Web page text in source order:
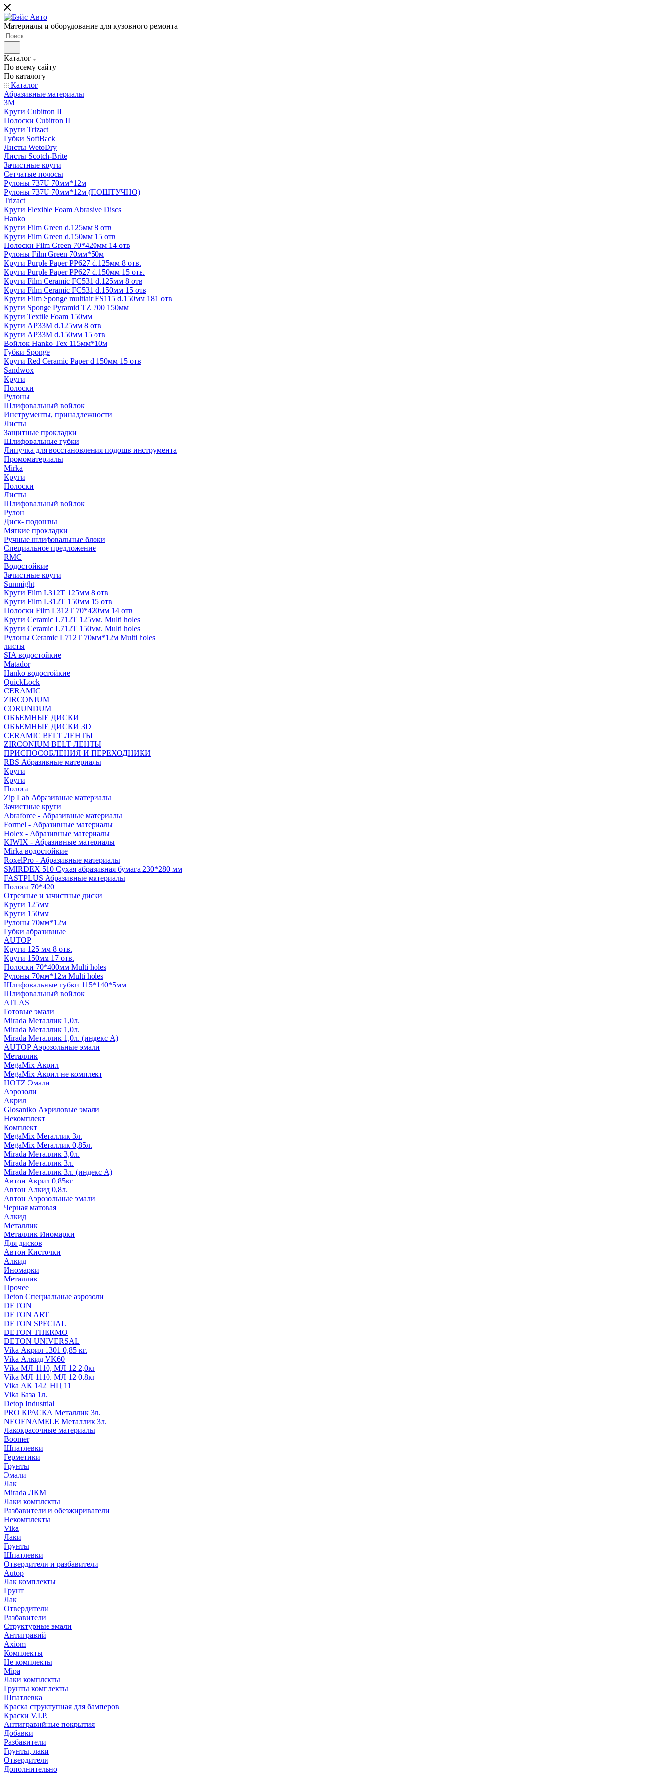
Материалы и оборудование для кузовного ремонта
Каталог
По всему сайту
По каталогу
Каталог
Абразивные материалы
3M
Круги Cubitron II
Полоски Cubitron II
Круги Trizact
Губки SoftBack
Листы WetoDry
Листы Scotch-Brite
Зачистные круги
Сетчатые полосы
Рулоны 737U 70мм*12м
Рулоны 737U 70мм*12м (ПОШТУЧНО)
Trizact
Круги Flexible Foam Abrasive Discs
Hanko
Круги Film Green d.125мм 8 отв
Круги Film Green d.150мм 15 отв
Полоски Film Green 70*420мм 14 отв
Рулоны Film Green 70мм*50м
Круги Purple Paper PP627 d.125мм 8 отв.
Круги Purple Paper PP627 d.150мм 15 отв.
Круги Film Ceramic FC531 d.125мм 8 отв
Круги Film Ceramic FC531 d.150мм 15 отв
Круги Film Sponge multiair FS115 d.150мм 181 отв
Круги Sponge Pyramid TZ 700 150мм
Круги Textile Foam 150мм
Круги AP33M d.125мм 8 отв
Круги AP33M d.150мм 15 отв
Войлок Hanko Tех 115мм*10м
Губки Sponge
Круги Red Ceramic Paper d.150мм 15 отв
Sandwox
Круги
Полоски
Рулоны
Шлифовальный войлок
Инструменты, принадлежности
Листы
Защитные прокладки
Шлифовальные губки
Липучка для восстановления подошв инструмента
Промоматериалы
Mirka
Круги
Полоски
Листы
Шлифовальный войлок
Рулон
Диск- подошвы
Мягкие прокладки
Ручные шлифовальные блоки
Специальное предложение
RMC
Водостойкие
Зачистные круги
Sunmight
Круги Film L312T 125мм 8 отв
Круги Film L312T 150мм 15 отв
Полоски Film L312T 70*420мм 14 отв
Круги Ceramic L712T 125мм. Multi holes
Круги Ceramic L712T 150мм. Multi holes
Рулоны Ceramic L712T 70мм*12м Multi holes
листы
SIA водостойкие
Matador
Hanko водостойкие
QuickLock
CERAMIC
ZIRCONIUM
СORUNDUM
ОБЪЕМНЫЕ ДИСКИ
ОБЪЕМНЫЕ ДИСКИ 3D
CERAMIC BELT ЛЕНТЫ
ZIRCONIUM BELT ЛЕНТЫ
ПРИСПОСОБЛЕНИЯ И ПЕРЕХОДНИКИ
RBS Абразивные материалы
Круги
Круги
Полоса
Zip Lab Абразивные материалы
Зачистные круги
Abraforce - Абразивные материалы
Formel - Абразивные материалы
Holex - Абразивные материалы
KIWIX - Абразивные материалы
Mirka водостойкие
RoxelPro - Абразивные материалы
SMIRDEX 510 Сухая абразивная бумага 230*280 мм
FASTPLUS Абразивные материалы
Полоса 70*420
Отрезные и зачистные диски
Круги 125мм
Круги 150мм
Рулоны 70мм*12м
Губки абразивные
AUTOP
Круги 125 мм 8 отв.
Круги 150мм 17 отв.
Полоски 70*400мм Multi holes
Рулоны 70мм*12м Multi holes
Шлифовальные губки 115*140*5мм
Шлифовальный войлок
ATLAS
Готовые эмали
Mirada Металлик 1,0л.
Mirada Металлик 1,0л.
Mirada Металлик 1,0л. (индекс А)
AUTOP Аэрозольные эмали
Металлик
MegaMix Акрил
MegaMix Акрил не комплект
HOTZ Эмали
Аэрозоли
Акрил
Glosaniko Акриловые эмали
Некомплект
Комплект
MegaMix Металлик 3л.
MegaMix Металлик 0,85л.
Mirada Металлик 3,0л.
Mirada Металлик 3л.
Mirada Металлик 3л. (индекс А)
Автон Акрил 0,85кг.
Автон Алкид 0,8л.
Автон Аэрозольные эмали
Черная матовая
Алкид
Металлик
Металлик Иномарки
Для дисков
Автон Кисточки
Алкид
Иномарки
Металлик
Прочее
Deton Специальные аэрозоли
DETON
DETON ART
DETON SPECIAL
DETON THERMO
DETON UNIVERSAL
Vika Акрил 1301 0,85 кг.
Vika Алкид VK60
Vika МЛ 1110, МЛ 12 2,0кг
Vika МЛ 1110, МЛ 12 0,8кг
Vika АК 142, НЦ 11
Vika База 1л.
Detop Industrial
PRO КРАСКА Металлик 3л.
NEOENAMELE Металлик 3л.
Лакокрасочные материалы
Boomer
Шпатлевки
Герметики
Грунты
Эмали
Лак
Mirada ЛКМ
Лаки комплекты
Разбавители и обезжириватели
Некомплекты
Vika
Лаки
Грунты
Шпатлевки
Отвердители и разбавители
Autop
Лак комплекты
Грунт
Лак
Отвердители
Разбавители
Структурные эмали
Антигравий
Axiom
Комплекты
Не комплекты
Mipa
Лаки комплекты
Грунты комплекты
Шпатлевка
Краска структупная для бамперов
Краски V.I.P.
Антигравийные покрытия
Добавки
Разбавители
Грунты, лаки
Отвердители
Дополнительно